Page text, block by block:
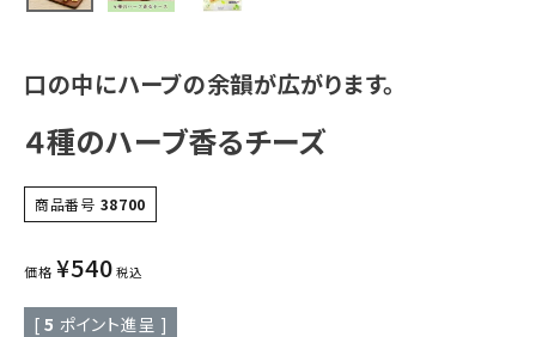
口の中にハーブの余韻が広がります。
４種のハーブ香るチーズ
商品番号 38700
価格 ¥540 税込
[ 5 ポイント進呈 ]